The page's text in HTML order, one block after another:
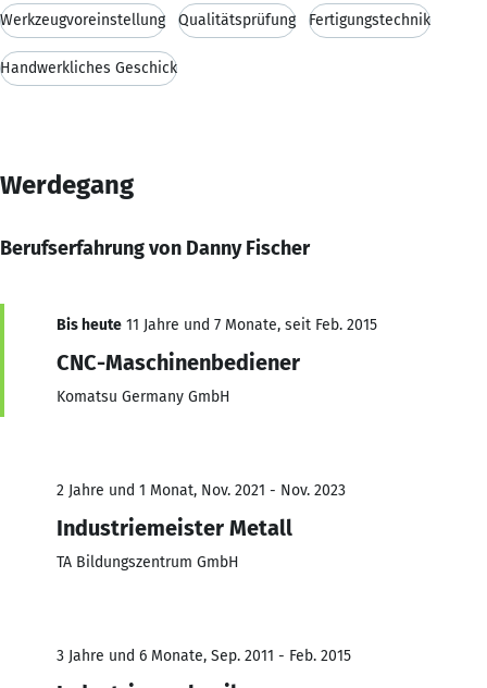
Werkzeugvoreinstellung Qualitätsprüfung Fertigungstechnik
Handwerkliches Geschick
Werdegang
Berufserfahrung von Danny Fischer
Bis heute 11 Jahre und 7 Monate, seit Feb. 2015
CNC-Maschinenbediener
Komatsu Germany GmbH
2 Jahre und 1 Monat, Nov. 2021 - Nov. 2023
Industriemeister Metall
TA Bildungszentrum GmbH
3 Jahre und 6 Monate, Sep. 2011 - Feb. 2015